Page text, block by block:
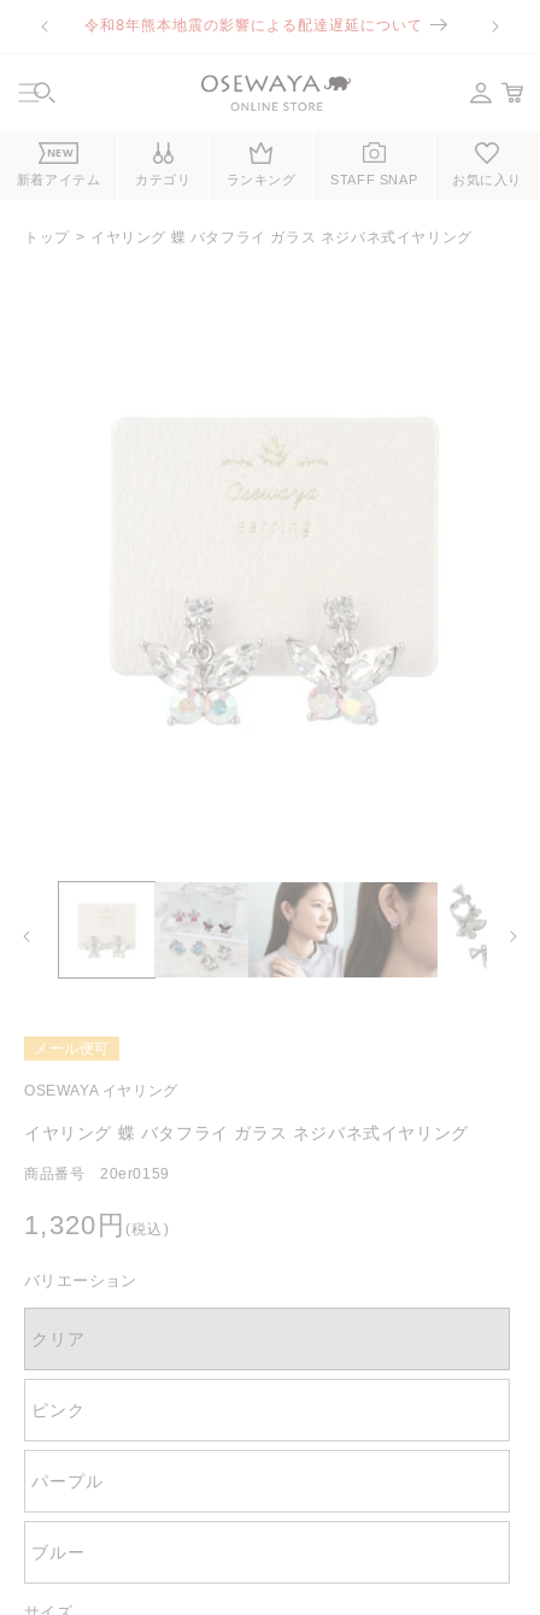
ンツに令和8年熊本地震の影響による配達遅延について
NEW
新着アイテム カテゴリ ランキング STAFF SNAP お気に入り
トップ イヤリング 蝶 バタフライ ガラス ネジバネ式イヤリング
メール便可
OSEWAYA イヤリング
イヤリング 蝶 バタフライ ガラス ネジバネ式イヤリング
商品番号 20er0159
通
価
格
1,320円 (税込)
バリエーション
クリア
ピンク
パープル
ブルー